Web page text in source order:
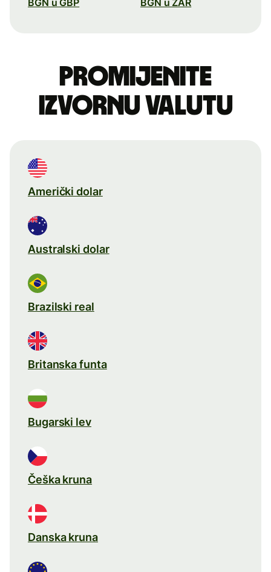
Promijenite
izvornu valutu
Američki dolar
Australski dolar
Brazilski real
Britanska funta
Bugarski lev
Češka kruna
Danska kruna